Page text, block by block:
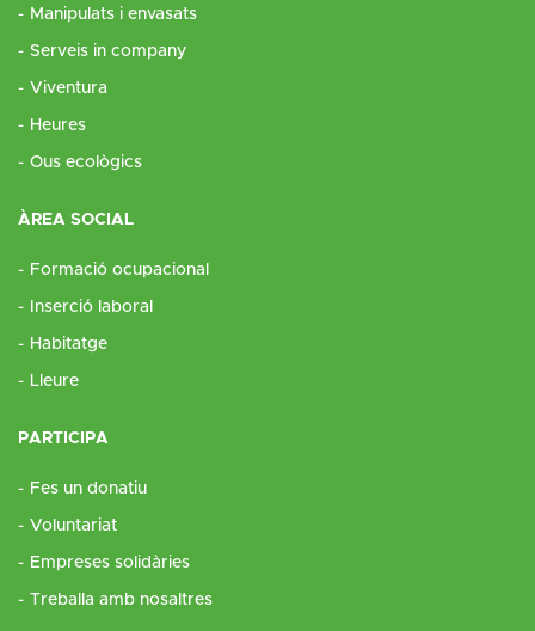
Manipulats i envasats
Serveis in company
Viventura
Heures
Ous ecològics
ÀREA SOCIAL
Formació ocupacional
Inserció laboral
Habitatge
Lleure
PARTICIPA
Fes un donatiu
Voluntariat
Empreses solidàries
Treballa amb nosaltres